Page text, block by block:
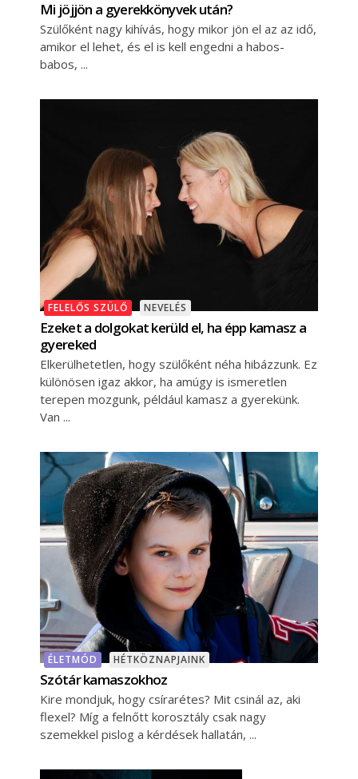
Mi jöjjön a gyerekkönyvek után?
Szülőként nagy kihívás, hogy mikor jön el az az idő,
amikor el lehet, és el is kell engedni a habos-
babos,
FELELŐS SZÜLŐ NEVELÉS
Ezeket a dolgokat kerüld el, ha épp kamasz a
gyereked
Elkerülhetetlen, hogy szülőként néha hibázzunk. Ez
különösen igaz akkor, ha amúgy is ismeretlen
terepen mozgunk, például kamasz a gyerekünk.
Van
ÉLETMÓD HÉTKÖZNAPJAINK
Szótár kamaszokhoz
Kire mondjuk, hogy csírarétes? Mit csinál az, aki
flexel? Míg a felnőtt korosztály csak nagy
szemekkel pislog a kérdések hallatán,